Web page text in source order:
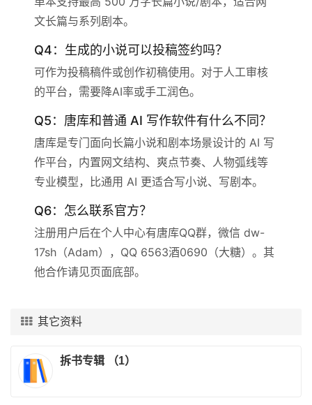
文长篇与系列剧本。
Q4：生成的小说可以投稿签约吗？
可作为投稿稿件或创作初稿使用。对于人工审核
的平台，需要降AI率或手工润色。
Q5：唐库和普通 AI 写作软件有什么不同？
唐库是专门面向长篇小说和剧本场景设计的 AI 写
作平台，内置网文结构、爽点节奏、人物弧线等
专业模型，比通用 AI 更适合写小说、写剧本。
Q6：怎么联系官方？
注册用户后在个人中心有唐库QQ群，微信 dw-
17sh（Adam），QQ 6563酒0690（大糖）。其
他合作请见页面底部。
其它资料
拆书专辑 （1）